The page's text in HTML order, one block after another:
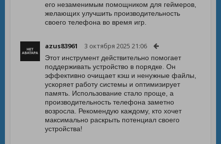
его незаменимым помощником для геймеров,
желающих улучшить производительность
своего телефона во время игр.
azus83961 3 октября 2025 21:06
Этот инструмент действительно помогает
поддерживать устройство в порядке. Он
эффективно очищает кэш и ненужные файлы,
ускоряет работу системы и оптимизирует
память. Использование стало проще, а
производительность телефона заметно
возросла. Рекомендую каждому, кто хочет
максимально раскрыть потенциал своего
устройства!